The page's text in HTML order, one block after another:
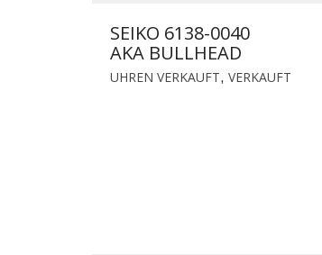
SEIKO 6138-0040
AKA BULLHEAD
UHREN VERKAUFT, VERKAUFT